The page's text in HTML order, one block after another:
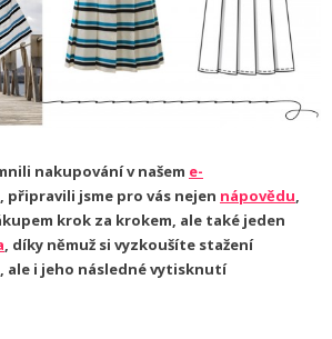
nakupování v našem e-
připravili jsme pro vás nejen nápovědu,
krok za krokem, ale také jeden
, díky němuž si vyzkoušíte stažení
ale i jeho následné vytisknutí